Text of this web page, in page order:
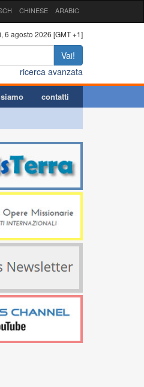
CHINESE ARABIC
6 agosto 2026 [GMT +1]
Vai!
ricerca avanzata
contatti